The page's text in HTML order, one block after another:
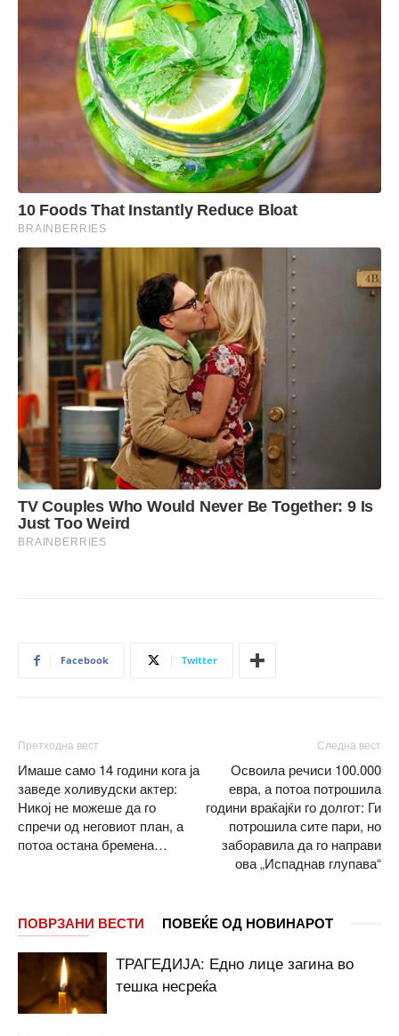
Facebook Twitter
Претходна вест
Имаше само 14 години кога ја
заведе холивудски актер:
Никој не можеше да го
спречи од неговиот план, а
потоа остана бремена…
Следна вест
Освоила речиси 100.000
евра, а потоа потрошила
години враќајќи го долгот: Ги
потрошила сите пари, но
заборавила да го направи
ова „Испаднав глупава“
ПОВРЗАНИ ВЕСТИ ПОВЕЌЕ ОД НОВИНАРОТ
ТРАГЕДИЈА: Едно лице загина во
тешка несреќа